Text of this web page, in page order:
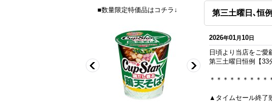
■数量限定特価品はコチラ↓ 第三土曜日､恒
2026年01月10日
日頃より当店をご愛
第三土曜日恒例【33
＊＊＊＊＊＊＊＊＊
▲タイムセール終了